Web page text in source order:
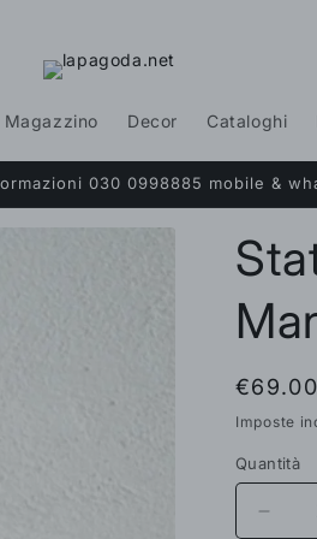
Magazzino Decor Cataloghi
030 0998885 mobile &
Prezzo
di
listino
€69.00
Imposte
Quantità